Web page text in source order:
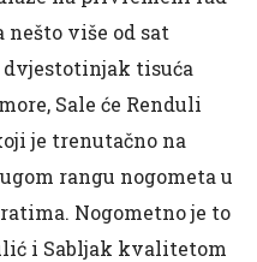
nešto više od sat
dvjestotinjak tisuća
Sale će Renduli
je trenutačno na
rangu nogometa u
Nogometno je to
i Sabljak kvalitetom